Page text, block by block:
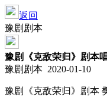
返回
豫剧剧本
豫剧《克敌荣归》剧本
豫剧剧本 2020-01-10
豫剧《克敌荣归》剧本